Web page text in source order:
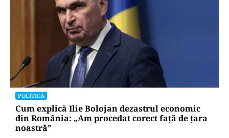
POLITICĂ
Cum explică Ilie Bolojan dezastrul economic
din România: „Am procedat corect față de țara
noastră”